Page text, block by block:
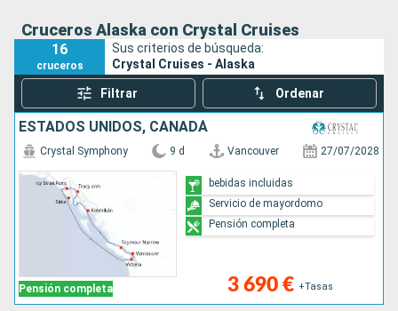
Cruceros Alaska con Crystal Cruises
16
cruceros
Sus criterios de búsqueda:
Crystal Cruises - Alaska
Filtrar Ordenar
ESTADOS UNIDOS, CANADÁ
Pensión completa
Crystal Symphony 9 d Vancouver 27/07/2028
3 690 € +Tasas
bebidas incluidas
Servicio de mayordomo
Pensión completa